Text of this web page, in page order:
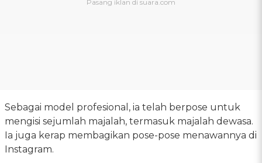
Sebagai model profesional, ia telah berpose untuk
mengisi sejumlah majalah, termasuk majalah dewasa.
Ia juga kerap membagikan pose-pose menawannya di
Instagram.